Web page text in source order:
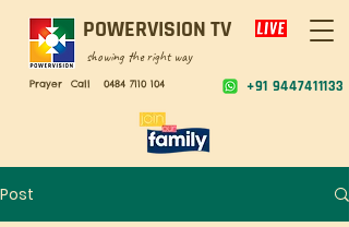
POWERVISION TV
showing the right way
+91 9447411133
Prayer Call 0484 7110 104
Post